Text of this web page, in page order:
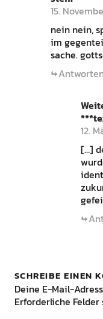
15.
nein nein,
im
sache.
12.
[…]
SCHREIBE EINEN
Deine E-Mail-
Erforderliche